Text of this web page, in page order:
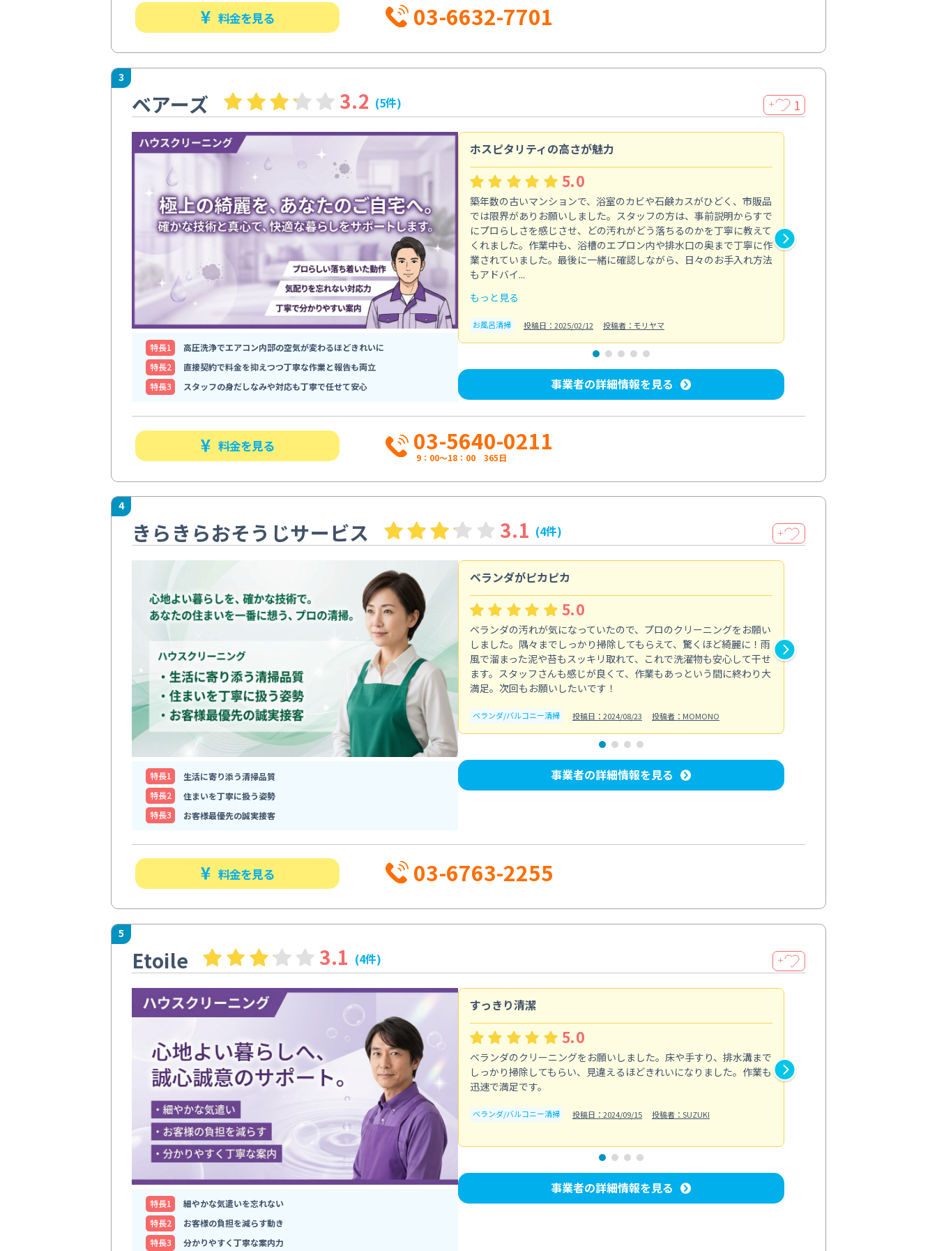
料金を見る 03-6632-7701
3
ベアーズ 3.2 (5件) ＋ 1
特⻑1
高圧洗浄でエアコン内部の空気が変わるほどきれいに
特⻑2
直接契約で料金を抑えつつ丁寧な作業と報告も両立
特⻑3
スタッフの身だしなみや対応も丁寧で任せて安心
ホスピタリティの高さが魅力
5.0
築年数の古いマンションで、浴室のカビや石鹸カスがひどく、市販品
では限界がありお願いしました。スタッフの方は、事前説明からすで
にプロらしさを感じさせ、どの汚れがどう落ちるのかを丁寧に教えて
くれました。作業中も、浴槽のエプロン内や排水口の奥まで丁寧に作
業されていました。最後に一緒に確認しながら、日々のお手入れ方法
もアドバイ...
もっと見る
お風呂清掃 投稿日：2025/02/12 投稿者：モリヤマ
事業者の詳細情報を見る
料金を見る 03-5640-0211
9：00～18：00 365日
4
きらきらおそうじサービス 3.1 (4件) ＋
特⻑1
生活に寄り添う清掃品質
特⻑2
住まいを丁寧に扱う姿勢
特⻑3
お客様最優先の誠実接客
ベランダがピカピカ
5.0
ベランダの汚れが気になっていたので、プロのクリーニングをお願い
しました。隅々までしっかり掃除してもらえて、驚くほど綺麗に！雨
風で溜まった泥や苔もスッキリ取れて、これで洗濯物も安心して干せ
ます。スタッフさんも感じが良くて、作業もあっという間に終わり大
満足。次回もお願いしたいです！
ベランダ/バルコニー清掃 投稿日：2024/08/23 投稿者：MOMONO
事業者の詳細情報を見る
料金を見る 03-6763-2255
5
Etoile 3.1 (4件) ＋
特⻑1
細やかな気遣いを忘れない
特⻑2
お客様の負担を減らす動き
特⻑3
分かりやすく丁寧な案内力
すっきり清潔
5.0
ベランダのクリーニングをお願いしました。床や手すり、排水溝まで
しっかり掃除してもらい、見違えるほどきれいになりました。作業も
迅速で満足です。
ベランダ/バルコニー清掃 投稿日：2024/09/15 投稿者：SUZUKI
事業者の詳細情報を見る